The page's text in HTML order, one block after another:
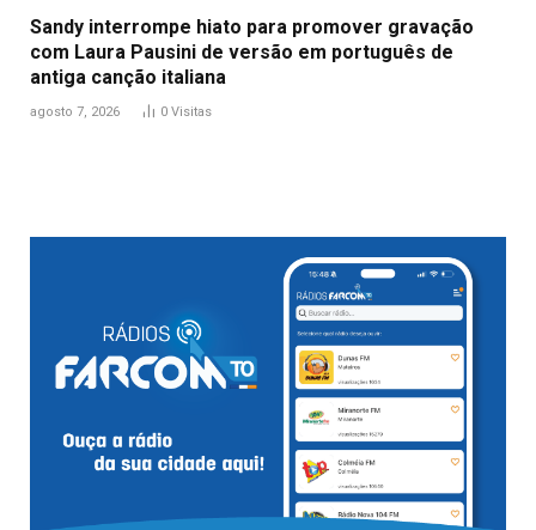
Sandy interrompe hiato para promover gravação
com Laura Pausini de versão em português de
antiga canção italiana
agosto 7, 2026 0 Visitas